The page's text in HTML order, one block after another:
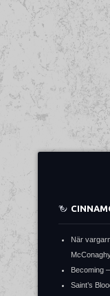
När
Becoming
Saint’s